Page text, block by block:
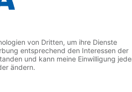
Handling und Leistung
CPU-Geschwindigkeit